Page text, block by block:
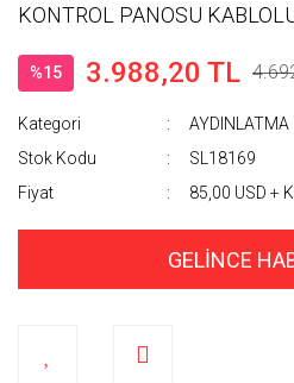
KONTROL PANOSU
%15 3.988,20 TL
Kategori
AYDINLATMA
Stok Kodu
SL18169
Fiyat
85,00 USD +
GELİNCE